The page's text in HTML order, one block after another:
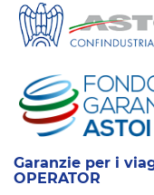
Garanzie per i
OPERATOR